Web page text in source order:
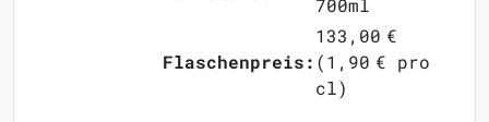
700ml
Flaschenpreis:
133,00 €
(1,90 € pro
cl)